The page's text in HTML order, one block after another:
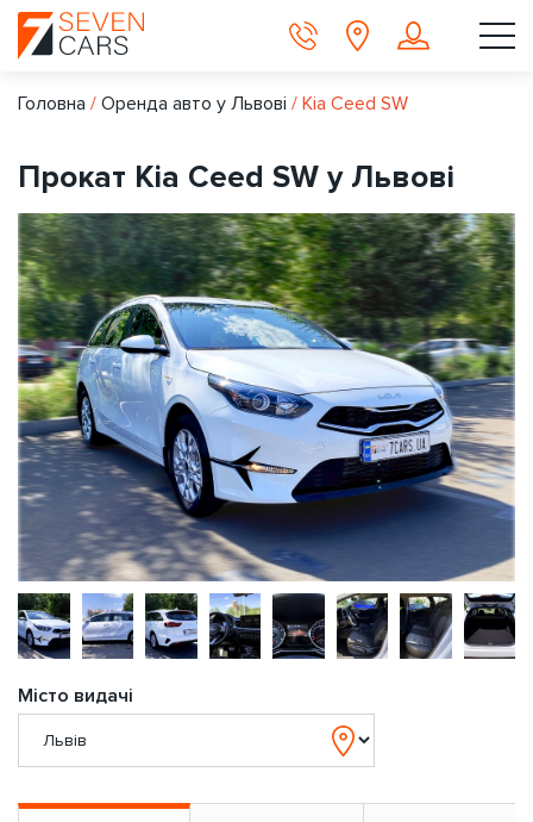
Головна / Оренда авто у Львові / Kia Ceed SW
Прокат Kia Ceed SW у Львові
Місто видачі